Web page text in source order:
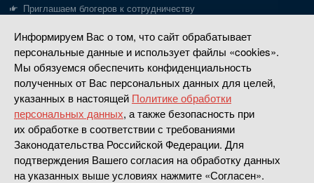
Информируем Вас о том, что сайт обрабатывает
персональные данные и использует файлы «cookies».
Мы обязуемся обеспечить конфиденциальность
полученных от Вас персональных данных для целей,
указанных в настоящей Политике обработки
персональных данных, а также безопасность при
их обработке в соответствии с требованиями
Законодательства Российской Федерации. Для
подтверждения Вашего согласия на обработку данных
на указанных выше условиях нажмите «Согласен».
Приглашаем блогеров к сотрудничеству
Лодки Gladiator
Пайольное дно
Надувное дно
РИБ
Моторы Gladiator
Моторы до 20 л.с.
Моторы 30-40 л.с.
Четырехтактные
Насадки водометные
Апривер
Политика конфиденциальности